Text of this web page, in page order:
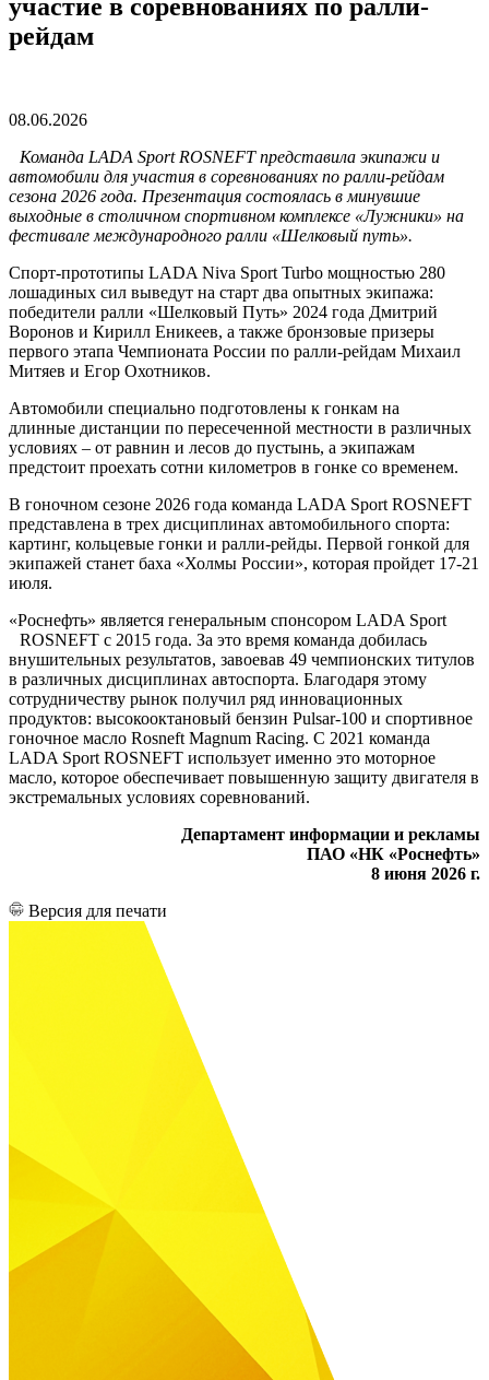
участие в соревнованиях по ралли-
рейдам
08.06.2026
Команда LADA Sport ROSNEFT представила экипажи и
автомобили для участия в соревнованиях по ралли-рейдам
сезона 2026 года. Презентация состоялась в минувшие
выходные в столичном спортивном комплексе «Лужники» на
фестивале международного ралли «Шелковый путь».
Спорт-прототипы LADA Niva Sport Turbo мощностью 280
лошадиных сил выведут на старт два опытных экипажа:
победители ралли «Шелковый Путь» 2024 года Дмитрий
Воронов и Кирилл Еникеев, а также бронзовые призеры
первого этапа Чемпионата России по ралли-рейдам Михаил
Митяев и Егор Охотников.
Автомобили специально подготовлены к гонкам на
длинные дистанции по пересеченной местности в различных
условиях – от равнин и лесов до пустынь, а экипажам
предстоит проехать сотни километров в гонке со временем.
В гоночном сезоне 2026 года команда LADA Sport ROSNEFT
представлена в трех дисциплинах автомобильного спорта:
картинг, кольцевые гонки и ралли-рейды. Первой гонкой для
экипажей станет баха «Холмы России», которая пройдет 17-21
июля.
«Роснефть» является генеральным спонсором LADA Sport
ROSNEFT с 2015 года. За это время команда добилась
внушительных результатов, завоевав 49 чемпионских титулов
в различных дисциплинах автоспорта. Благодаря этому
сотрудничеству рынок получил ряд инновационных
продуктов: высокооктановый бензин Pulsar-100 и спортивное
гоночное масло Rosneft Magnum Racing. С 2021 команда
LADA Sport ROSNEFT использует именно это моторное
масло, которое обеспечивает повышенную защиту двигателя в
экстремальных условиях соревнований.
Департамент информации и рекламы
ПАО «НК «Роснефть»
8 июня 2026 г.
Версия для печати